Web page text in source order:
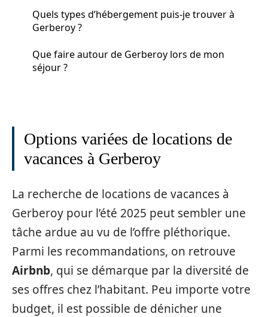
Quels types d’hébergement puis-je trouver à
Gerberoy ?
Que faire autour de Gerberoy lors de mon
séjour ?
Options variées de locations de
vacances à Gerberoy
La recherche de locations de vacances à
Gerberoy pour l’été 2025 peut sembler une
tâche ardue au vu de l’offre pléthorique.
Parmi les recommandations, on retrouve
Airbnb, qui se démarque par la diversité de
ses offres chez l’habitant. Peu importe votre
budget, il est possible de dénicher une